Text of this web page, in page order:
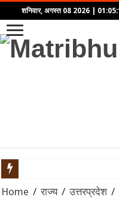
शनिवार, अगस्त 08 2026
LEAP India IPO: ₹2,480
Home / राज्य / उत्तरप्रदेश /